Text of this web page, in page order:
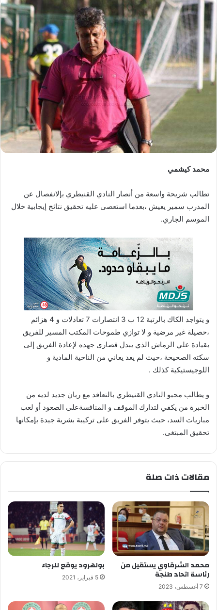
ل
ب
ر
د
إ
ت
ر
و
محمد كيشمي
تطالب شريحة واسعة من أنصار النادي القنيطري بإلانفصال عن
المدرب سمير يعيش ،بعدما استعصى عليه تحقيق نتائج إيجابية خلال
الموسم الجاري.
و يتواجد الكاك بالرتبة 12 ب 3 انتصارات 7 تعادلات و 4 هزائم
،حصيلة غير مرضية و لا توازي طموحات المكتب المسير للفريق
بقيادة علي الرماش الذي يبدل قصارى جهده لإعادة الفريق إلى
سكته الصحيحة ،حيث لم يعد يعاني من الناحية المادية و
اللوجيستيكية كذلك .
و يطالب محبو النادي القنيطري بالتعاقد مع ربان جديد لديه من
الخبرة من يكفي لتدارك الموقف و المنافسةعلى الصعود أو لعب
مباريات السد، حيث يتوفر الفريق على تركيبة بشرية جيدة بإمكانها
تحقيق المبتغى.
مقالات ذات صلة
محمد الشرقاوي يستقيل من
رئاسة اتحاد طنجة
7 أغسطس، 2023
بولهرود يوقع للرجاء
5 فبراير، 2021